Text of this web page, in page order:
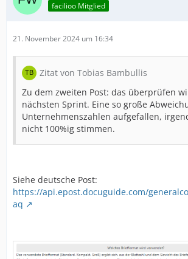
facilioo Mitglied
21. November 2024 um 16:34
Zitat von Tobias Bambullis
Zu dem zweiten Post: das überprüfen
nächsten Sprint. Eine so große
Unternehmenszahlen aufgefallen,
nicht 100%ig stimmen.
Siehe deutsche Post:
https://api.epost.docuguide.com/
aq